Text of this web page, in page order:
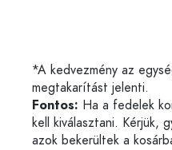
*A kedvezmény az
megtakarítást jelenti.
Fontos: Ha a fedelek
kell kiválasztani. Kérjük,
azok bekerültek a